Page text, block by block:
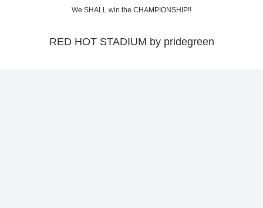
We SHALL win the CHAMPIONSHIP!!
RED HOT STADIUM by pridegreen